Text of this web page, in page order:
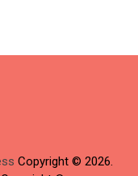
Copyright © 2026.